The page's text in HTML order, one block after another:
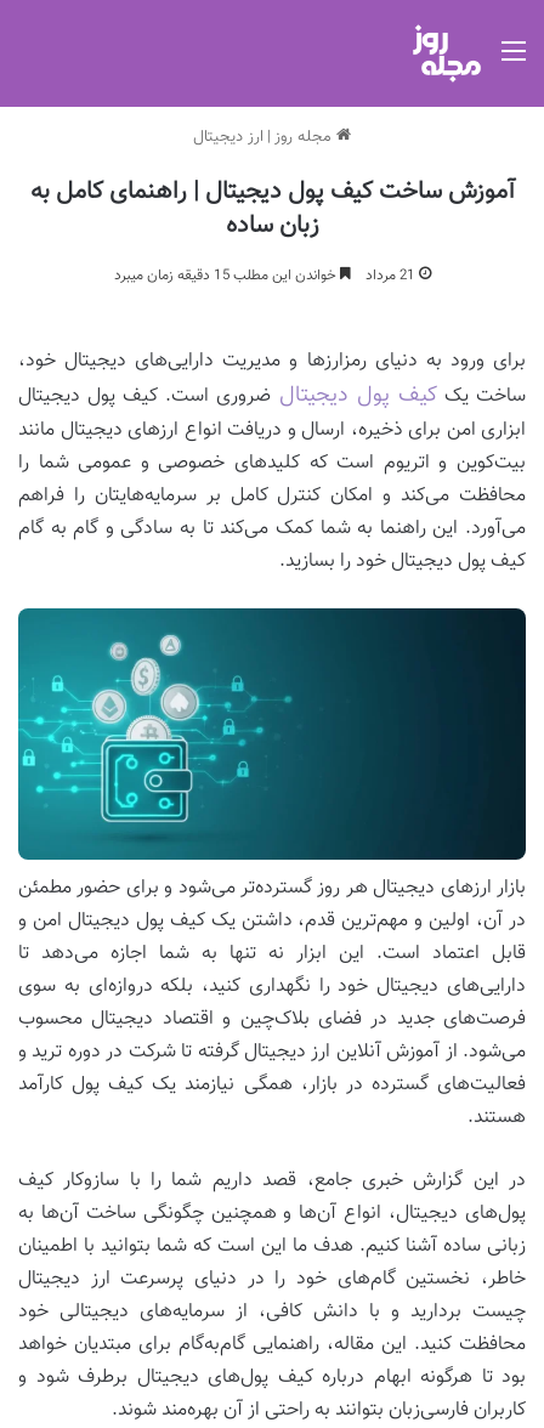
مجله روز | ارز دیجیتال
آموزش ساخت کیف پول دیجیتال | راهنمای کامل به
زبان ساده
21 مرداد خواندن این مطلب 15 دقیقه زمان میبرد
برای ورود به دنیای رمزارزها و مدیریت دارایی‌های دیجیتال خود،
ساخت یککیف پول دیجیتال ضروری است. کیف پول دیجیتال
ابزاری امن برای ذخیره، ارسال و دریافت انواع ارزهای دیجیتال مانند
بیت‌کوین و اتریوم است که کلیدهای خصوصی و عمومی شما را
محافظت می‌کند و امکان کنترل کامل بر سرمایه‌هایتان را فراهم
می‌آورد. این راهنما به شما کمک می‌کند تا به سادگی و گام به گام
کیف پول دیجیتال خود را بسازید.
بازار ارزهای دیجیتال هر روز گسترده‌تر می‌شود و برای حضور مطمئن
در آن، اولین و مهم‌ترین قدم، داشتن یک کیف پول دیجیتال امن و
قابل اعتماد است. این ابزار نه تنها به شما اجازه می‌دهد تا
دارایی‌های دیجیتال خود را نگهداری کنید، بلکه دروازه‌ای به سوی
فرصت‌های جدید در فضای بلاک‌چین و اقتصاد دیجیتال محسوب
می‌شود. از آموزش آنلاین ارز دیجیتال گرفته تا شرکت در دوره ترید و
فعالیت‌های گسترده در بازار، همگی نیازمند یک کیف پول کارآمد
هستند.
در این گزارش خبری جامع، قصد داریم شما را با سازوکار کیف
پول‌های دیجیتال، انواع آن‌ها و همچنین چگونگی ساخت آن‌ها به
زبانی ساده آشنا کنیم. هدف ما این است که شما بتوانید با اطمینان
خاطر، نخستین گام‌های خود را در دنیای پرسرعت ارز دیجیتال
چیست بردارید و با دانش کافی، از سرمایه‌های دیجیتالی خود
محافظت کنید. این مقاله، راهنمایی گام‌به‌گام برای مبتدیان خواهد
بود تا هرگونه ابهام درباره کیف پول‌های دیجیتال برطرف شود و
کاربران فارسی‌زبان بتوانند به راحتی از آن بهره‌مند شوند.